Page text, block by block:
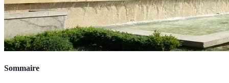
Sommaire